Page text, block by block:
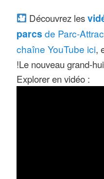
Découvrez les
parcs de Parc-
chaîne YouTube ici,
!Le nouveau grand-
Explorer en vidéo :